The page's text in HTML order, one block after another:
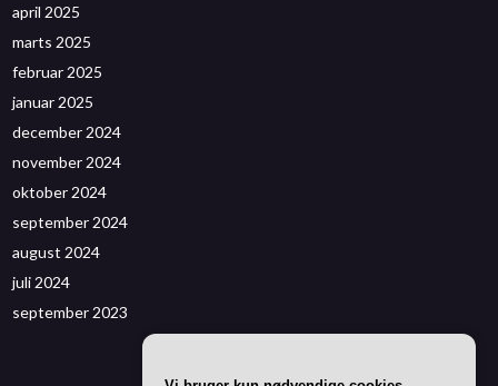
april 2025
marts 2025
februar 2025
januar 2025
december 2024
november 2024
oktober 2024
september 2024
august 2024
juli 2024
september 2023